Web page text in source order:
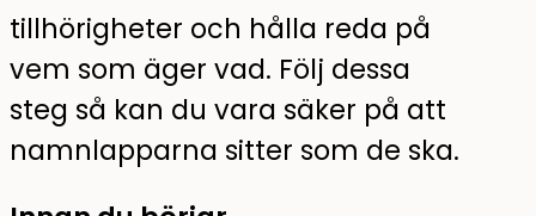
tillhörigheter och hålla reda på
vem som äger vad. Följ dessa
steg så kan du vara säker på att
namnlapparna sitter som de ska.